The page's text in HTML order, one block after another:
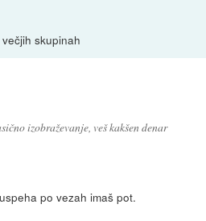
skupinah
izobraževanje, veš kakšen denar
po vezah imaš pot.